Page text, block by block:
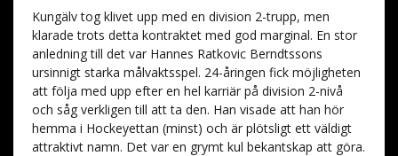
Kungälv tog klivet upp med en division 2-trupp, men
klarade trots detta kontraktet med god marginal. En stor
anledning till det var Hannes Ratkovic Berndtssons
ursinnigt starka målvaktsspel. 24-åringen fick möjligheten
att följa med upp efter en hel karriär på division 2-nivå
och såg verkligen till att ta den. Han visade att han hör
hemma i Hockeyettan (minst) och är plötsligt ett väldigt
attraktivt namn. Det var en grymt kul bekantskap att göra.